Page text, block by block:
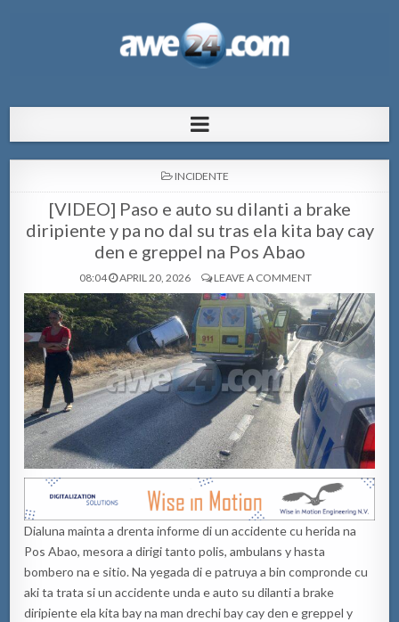
pa Aruba
POSTED
INCIDENTE
[VIDEO] Paso e auto su dilanti a brake
diripiente y pa no dal su tras ela kita bay cay
den e greppel na Pos Abao
08:04 APRIL 20, 2026 LEAVE A COMMENT
Dialuna mainta a drenta informe di un accidente cu herida na
Pos Abao, mesora a dirigi tanto polis, ambulans y hasta
bombero na e sitio. Na yegada di e patruya a bin compronde cu
aki ta trata si un accidente unda e auto su dilanti a brake
diripiente ela kita bay na man drechi bay cay den e greppel y